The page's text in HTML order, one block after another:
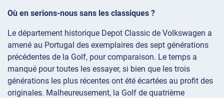
Où en serions-nous sans les classiques ?
Le département historique Depot Classic de Volkswagen a
amené au Portugal des exemplaires des sept générations
précédentes de la Golf, pour comparaison. Le temps a
manqué pour toutes les essayer, si bien que les trois
générations les plus récentes ont été écartées au profit des
originales. Malheureusement, la Golf de quatrième